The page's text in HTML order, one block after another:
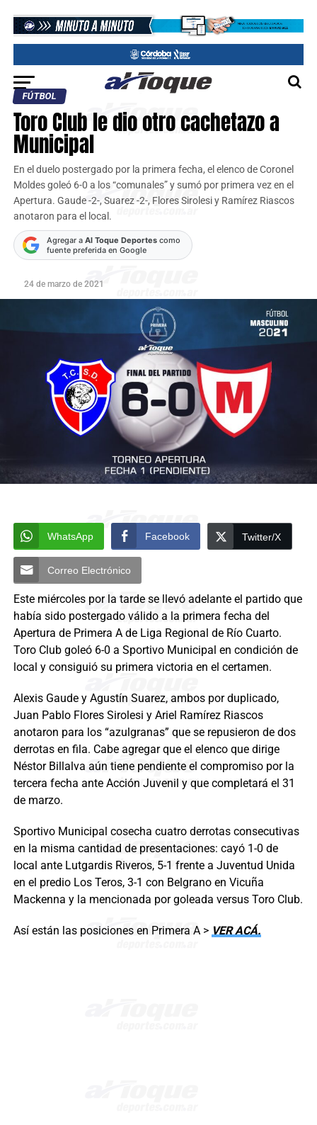
FÚTBOL
Toro Club le dio otro cachetazo a
Municipal
En el duelo postergado por la primera fecha, el elenco de Coronel
Moldes goleó 6-0 a los “comunales” y sumó por primera vez en el
Apertura. Gaude -2-, Suarez -2-, Flores Sirolesi y Ramírez Riascos
anotaron para el local.
Agregar a Al Toque Deportescomo
fuente preferida en Google
24 de marzo de 2021
WhatsApp Facebook Twitter/X
Correo Electrónico
Este miércoles por la tarde se llevó adelante el partido que
había sido postergado válido a la primera fecha del
Apertura de Primera A de Liga Regional de Río Cuarto.
Toro Club goleó 6-0 a Sportivo Municipal en condición de
local y consiguió su primera victoria en el certamen.
Alexis Gaude y Agustín Suarez, ambos por duplicado,
Juan Pablo Flores Sirolesi y Ariel Ramírez Riascos
anotaron para los “azulgranas” que se repusieron de dos
derrotas en fila. Cabe agregar que el elenco que dirige
Néstor Billalva aún tiene pendiente el compromiso por la
tercera fecha ante Acción Juvenil y que completará el 31
de marzo.
Sportivo Municipal cosecha cuatro derrotas consecutivas
en la misma cantidad de presentaciones: cayó 1-0 de
local ante Lutgardis Riveros, 5-1 frente a Juventud Unida
en el predio Los Teros, 3-1 con Belgrano en Vicuña
Mackenna y la mencionada por goleada versus Toro Club.
Así están las posiciones en Primera A > VER ACÁ.